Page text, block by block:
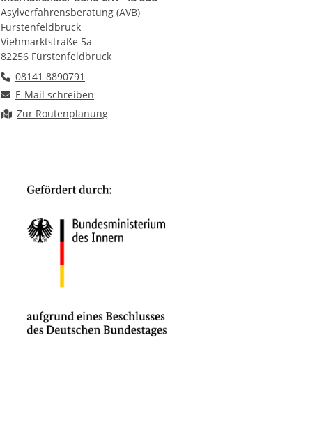
Asylverfahrensberatung (AVB)
Fürstenfeldbruck
Viehmarktstraße 5a
82256 Fürstenfeldbruck
Telefonnummer
08141 8890791
E-Mail an Asylverfahrensberatung (AVB) Fürstenfeldbruck
E-Mail schreiben
Route planen
Zur Routenplanung